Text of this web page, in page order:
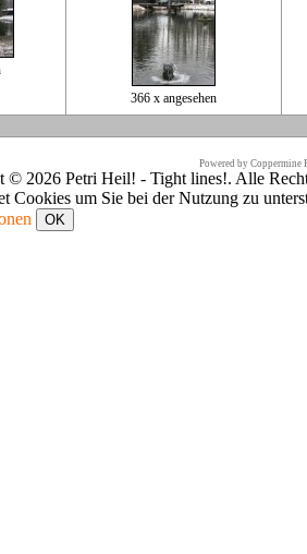
366 x angesehen
Powered by Coppermine
© 2026 Petri Heil! - Tight lines!. Alle
Cookies um Sie bei der Nutzung zu
OK